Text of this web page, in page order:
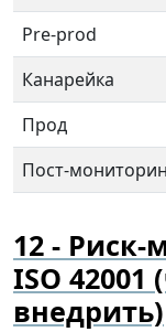
Pre-prod
Канарейка
Прод
Пост-
Риск-
ISO 42001
внедрить)